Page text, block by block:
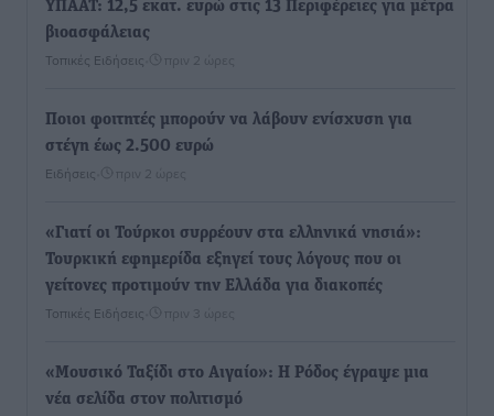
ΥΠΑΑΤ: 12,5 εκατ. ευρώ στις 13 Περιφέρειες για μέτρα
βιοασφάλειας
Τοπικές Ειδήσεις πριν 2 ώρες
Ποιοι φοιτητές μπορούν να λάβουν ενίσχυση για
στέγη έως 2.500 ευρώ
Ειδήσεις πριν 2 ώρες
«Γιατί οι Τούρκοι συρρέουν στα ελληνικά νησιά»:
Τουρκική εφημερίδα εξηγεί τους λόγους που οι
γείτονες προτιμούν την Ελλάδα για διακοπές
Τοπικές Ειδήσεις πριν 3 ώρες
«Μουσικό Ταξίδι στο Αιγαίο»: Η Ρόδος έγραψε μια
νέα σελίδα στον πολιτισμό